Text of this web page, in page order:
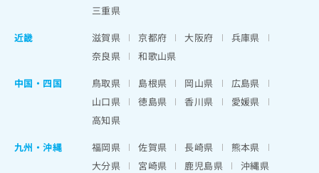
三重県
近畿
滋賀県 京都府 大阪府
兵庫県
奈良県
和歌山県
中国・四国
鳥取県 島根県 岡山県
広島県
山口県
徳島県 香川県
愛媛県
高知県
九州・沖縄
福岡県 佐賀県 長崎県
熊本県
大分県
宮崎県 鹿児島県 沖縄県